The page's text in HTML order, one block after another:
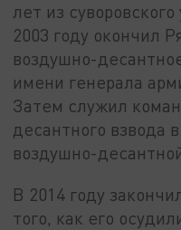
лет из
2003 году окончил
воздушно-
имени генерала
Затем служил
десантного взвода
воздушно-
В 2014 году
того, как его